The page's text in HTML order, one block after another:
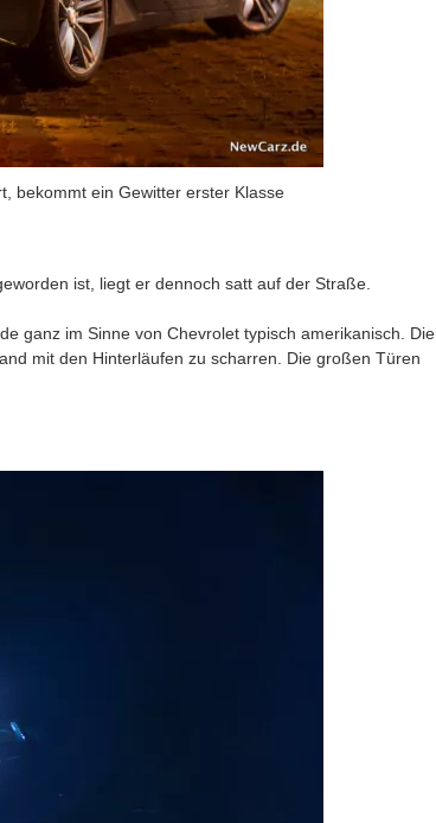
bekommt ein Gewitter erster Klasse
ist, liegt er dennoch satt auf der Straße.
ganz im Sinne von Chevrolet typisch amerikanisch. Die
mit den Hinterläufen zu scharren. Die großen Türen